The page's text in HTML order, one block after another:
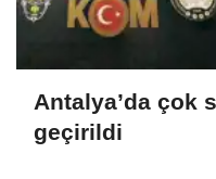
Antalya’da çok
geçirildi